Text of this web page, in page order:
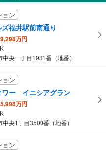
ョン
福井駅前南通り
万円
央一丁目1931番（地番）
ョン
ワー イニシアグラン
万円
中央1丁目3500番（地番）
ョン